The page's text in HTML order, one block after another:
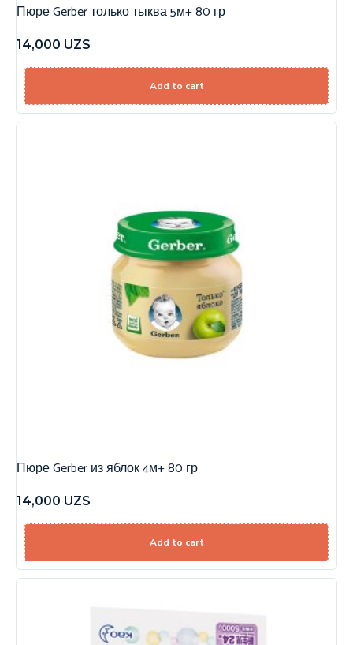
Пюре Gerber только тыква 5м+ 80 гр
14,000 UZS
Add to cart
Пюре Gerber из яблок 4м+ 80 гр
14,000 UZS
Add to cart